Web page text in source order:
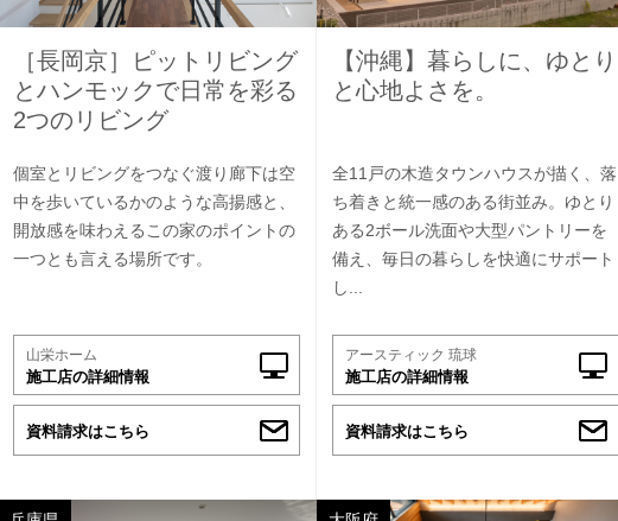
［長岡京］ピットリビング
とハンモックで日常を彩る
2つのリビング
個室とリビングをつなぐ渡り廊下は空
中を歩いているかのような高揚感と、
開放感を味わえるこの家のポイントの
一つとも言える場所です。
山栄ホーム
施工店の詳細情報
資料請求はこちら
【沖縄】暮らしに、ゆとり
と心地よさを。
全11戸の木造タウンハウスが描く、落
ち着きと統一感のある街並み。ゆとり
ある2ボール洗面や大型パントリーを
備え、毎日の暮らしを快適にサポート
し...
アースティック 琉球
施工店の詳細情報
資料請求はこちら